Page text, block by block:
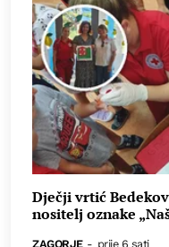
Dječji vrtić
nositelj oznake
ZAGORJE - prije 6 sati